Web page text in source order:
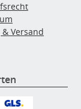
Versand